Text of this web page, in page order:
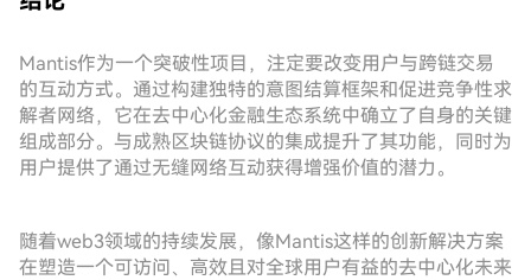
Mantis作为一个突破性项目，注定要改变用户与跨链交易
的互动方式。通过构建独特的意图结算框架和促进竞争性求
解者网络，它在去中心化金融生态系统中确立了自身的关键
组成部分。与成熟区块链协议的集成提升了其功能，同时为
用户提供了通过无缝网络互动获得增强价值的潜力。
随着web3领域的持续发展，像Mantis这样的创新解决方案
在塑造一个可访问、高效且对全球用户有益的去中心化未来